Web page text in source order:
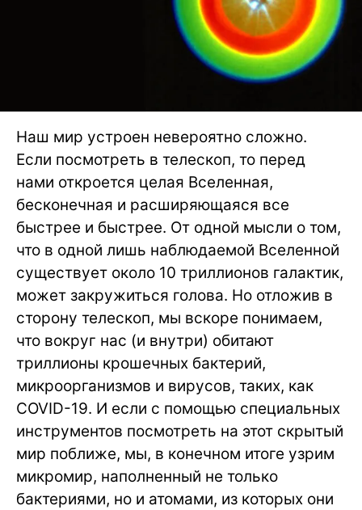
Наш мир устроен невероятно сложно.
Если посмотреть в телескоп, то перед
нами откроется целая Вселенная,
бесконечная и расширяющаяся все
быстрее и быстрее. От одной мысли о том,
что в одной лишь наблюдаемой Вселенной
существует около 10 триллионов галактик,
может закружиться голова. Но отложив в
сторону телескоп, мы вскоре понимаем,
что вокруг нас (и внутри) обитают
триллионы крошечных бактерий,
микроорганизмов и вирусов, таких, как
COVID-19. И если с помощью специальных
инструментов посмотреть на этот скрытый
мир поближе, мы, в конечном итоге узрим
микромир, наполненный не только
бактериями, но и атомами, из которых они